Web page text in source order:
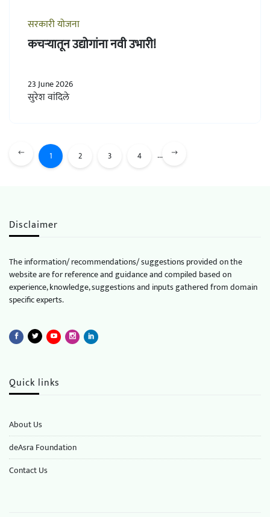
सरकारी योजना
कचऱ्यातून उद्योगांना नवी उभारी!
23 June 2026
सुरेश वांदिले
1 2 3 4 ...
Disclaimer
The information/ recommendations/ suggestions provided on the
website are for reference and guidance and compiled based on
experience, knowledge, suggestions and inputs gathered from domain
specific experts.
Quick links
About Us
deAsra Foundation
​​Contact Us